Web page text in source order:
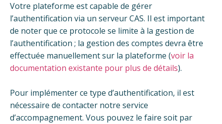
Votre plateforme est capable de gérer
l’authentification via un serveur CAS. Il est important
de noter que ce protocole se limite à la gestion de
l’authentification ; la gestion des comptes devra être
effectuée manuellement sur la plateforme (voir la
documentation existante pour plus de détails).
Pour implémenter ce type d’authentification, il est
nécessaire de contacter notre service
d’accompagnement. Vous pouvez le faire soit par